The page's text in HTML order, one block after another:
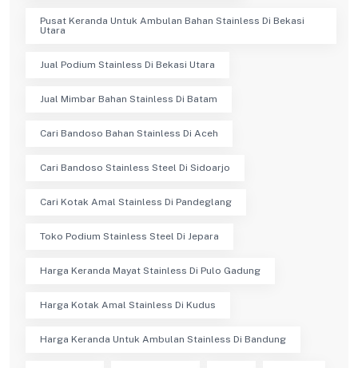
Pusat Keranda Untuk Ambulan Bahan Stainless Di Bekasi
Utara
Jual Podium Stainless Di Bekasi Utara
Jual Mimbar Bahan Stainless Di Batam
Cari Bandoso Bahan Stainless Di Aceh
Cari Bandoso Stainless Steel Di Sidoarjo
Cari Kotak Amal Stainless Di Pandeglang
Toko Podium Stainless Steel Di Jepara
Harga Keranda Mayat Stainless Di Pulo Gadung
Harga Kotak Amal Stainless Di Kudus
Harga Keranda Untuk Ambulan Stainless Di Bandung